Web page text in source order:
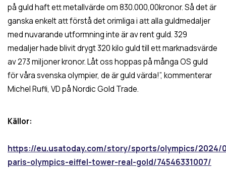
på guld haft ett metallvärde om 830.000,00kronor. Så det är
ganska enkelt att förstå det orimliga i att alla guldmedaljer
med nuvarande utformning inte är av rent guld. 329
medaljer hade blivit drygt 320 kilo guld till ett marknadsvärde
av 273 miljoner kronor. Låt oss hoppas på många OS guld
för våra svenska olympier, de är guld värda!”, kommenterar
Michel Rufli, VD på Nordic Gold Trade.
Källor:
https://eu.usatoday.com/story/sports/olympics/2024/
paris-olympics-eiffel-tower-real-gold/74546331007/